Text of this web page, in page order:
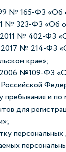
№ 165-ФЗ «Об
№ 323-ФЗ «Об
№ 402-ФЗ
№ 214-ФЗ
крае»;
№109-ФЗ «О
пребывания и
для